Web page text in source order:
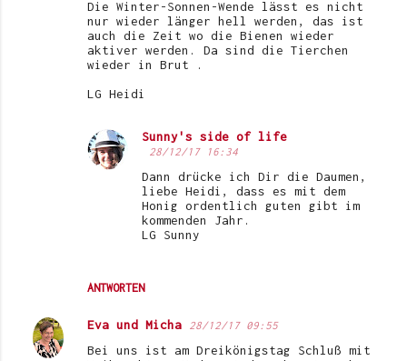
Die Winter-Sonnen-Wende lässt es nicht
nur wieder länger hell werden, das ist
auch die Zeit wo die Bienen wieder
aktiver werden. Da sind die Tierchen
wieder in Brut .
LG Heidi
ANTWORTEN
Sunny's side of life
28/12/17 16:34
Dann drücke ich Dir die Daumen,
liebe Heidi, dass es mit dem
Honig ordentlich guten gibt im
kommenden Jahr.
LG Sunny
Eva und Micha 28/12/17 09:55
Bei uns ist am Dreikönigstag Schluß mit